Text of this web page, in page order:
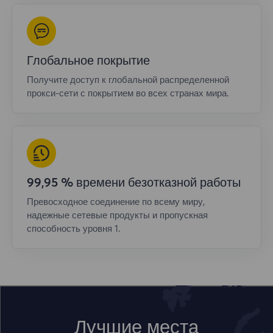
Глобальное покрытие
Получите доступ к глобальной распределенной
прокси-сети с покрытием во всех странах мира.
99,95 % времени безотказной работы
Превосходное соединение по всему миру,
надежные сетевые продукты и пропускная
способность уровня 1.
Лучшие места